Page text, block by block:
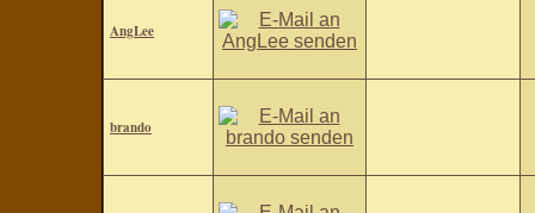
AngLee
brando